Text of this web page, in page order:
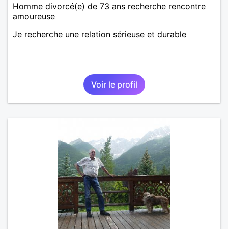
Homme divorcé(e) de 73 ans recherche rencontre
amoureuse
Je recherche une relation sérieuse et durable
Voir le profil